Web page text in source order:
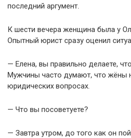
последний аргумент.
К шести вечера женщина была у
Опытный юрист сразу оценил
— Елена, вы правильно делаете,
Мужчины часто думают, что жёны
юридических вопросах.
— Что вы посоветуете?
— Завтра утром, до того как он